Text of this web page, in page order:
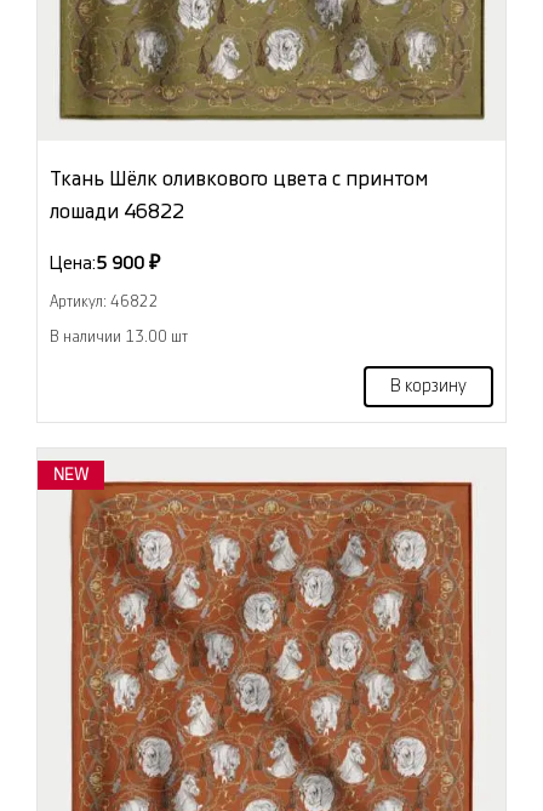
Ткань Шёлк оливкового цвета с принтом
лошади 46822
Цена:5 900 ₽
Артикул: 46822
В наличии 13.00 шт
В корзину
NEW